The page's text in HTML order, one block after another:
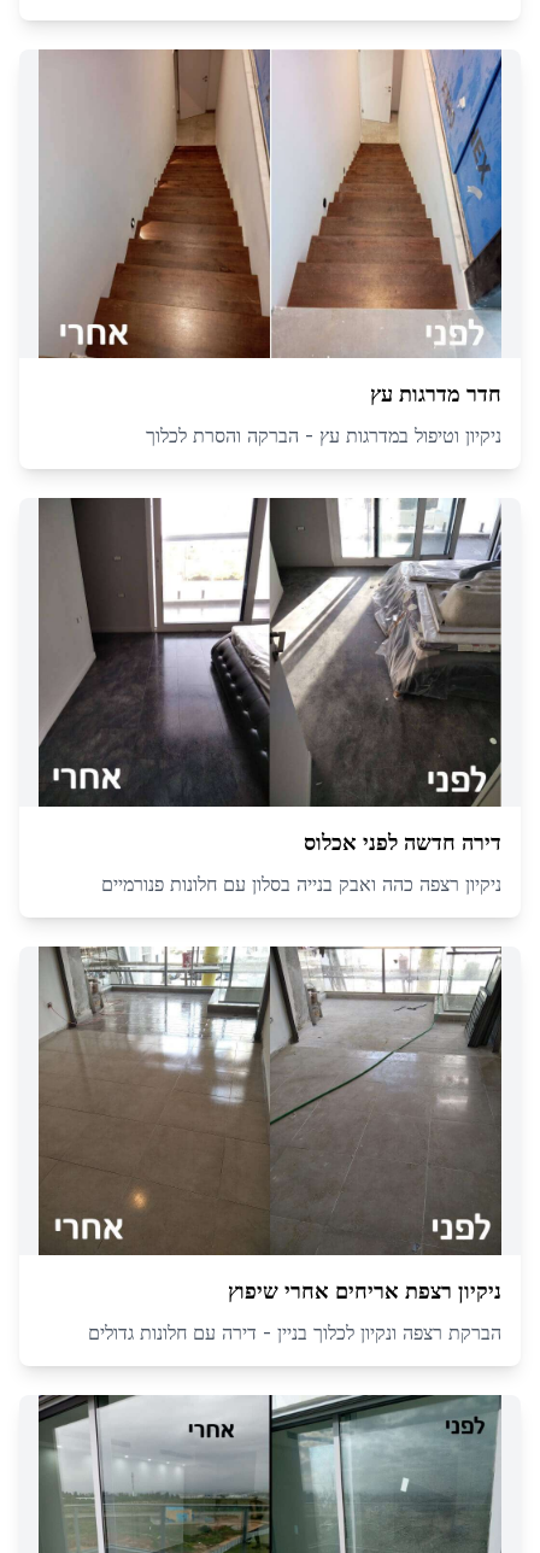
חדר מדרגות עץ
ניקיון וטיפול במדרגות עץ - הברקה והסרת לכלוך
דירה חדשה לפני אכלוס
ניקיון רצפה כהה ואבק בנייה בסלון עם חלונות פנורמיים
ניקיון רצפת אריחים אחרי שיפוץ
הברקת רצפה ונקיון לכלוך בניין - דירה עם חלונות גדולים